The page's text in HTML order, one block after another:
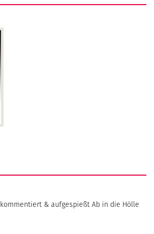
kommentiert & aufgespießt Ab in die Hölle